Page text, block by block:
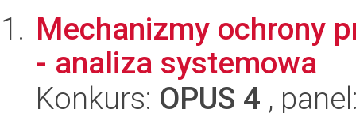
Mechanizmy ochrony
- analiza systemowa
Konkurs: OPUS 4 ,